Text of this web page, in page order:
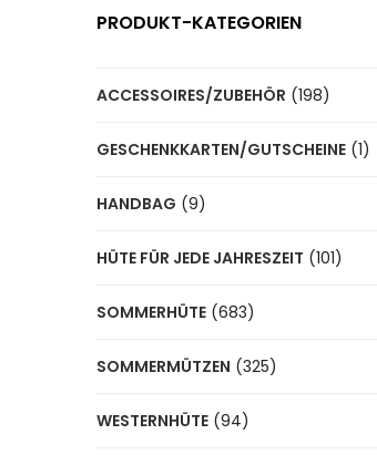
PRODUKT-KATEGORIEN
ACCESSOIRES/ZUBEHÖR (198)
GESCHENKKARTEN/GUTSCHEINE (1)
HANDBAG (9)
HÜTE FÜR JEDE JAHRESZEIT (101)
SOMMERHÜTE (683)
SOMMERMÜTZEN (325)
WESTERNHÜTE (94)